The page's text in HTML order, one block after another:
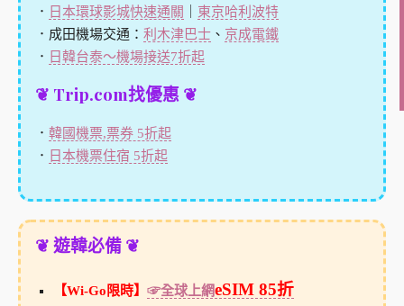
． 日本環球影城快速通關
東京哈利波特
．成田機場交通： 利木津巴士、 京成電鐵
． 日韓台泰～機場接送7折起
❦ Trip.com找優惠 ❦
． 韓國機票,票券 5折起
． 日本機票住宿 5折起
❦ 遊韓必備 ❦
【Wi-Go限時】 ☞全球上網eSIM 85折